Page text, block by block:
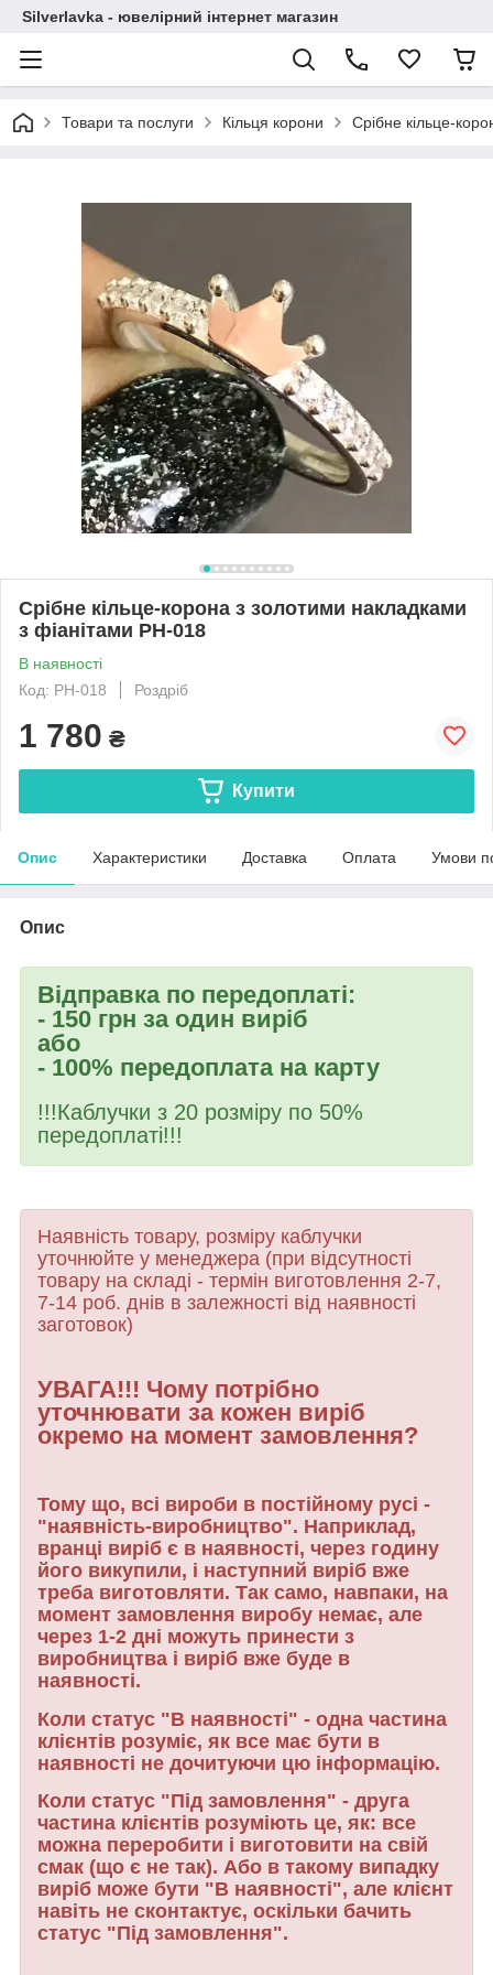
Silverlavka - ювелірний інтернет магазин
Товари та послуги Кільця корони Срібне кільце-
Срібне кільце-корона з золотими накладками
з фіанітами РН-018
В наявності
Код: РН-018
Роздріб
1 780 ₴
Купити
Опис Характеристики Доставка Оплата Умови
Опис
Відправка по передоплаті:
- 150 грн за один виріб
або
- 100% передоплата на карту
!!!Каблучки з 20 розміру по 50%
передоплаті!!!
Наявність товару, розміру каблучки
уточнюйте у менеджера (при відсутності
товару на складі - термін виготовлення 2-7,
7-14 роб. днів в залежності від наявності
заготовок)
УВАГА!!! Чому потрібно
уточнювати за кожен виріб
окремо на момент замовлення?
Тому що, всі вироби в постійному русі -
"наявність-виробництво". Наприклад,
вранці виріб є в наявності, через годину
його викупили, і наступний виріб вже
треба виготовляти. Так само, навпаки, на
момент замовлення виробу немає, але
через 1-2 дні можуть принести з
виробництва і виріб вже буде в
наявності.
Коли статус "В наявності" - одна частина
клієнтів розуміє, як все має бути в
наявності не дочитуючи цю інформацію.
Коли статус "Під замовлення" - друга
частина клієнтів розуміють це, як: все
можна переробити і виготовити на свій
смак (що є не так). Або в такому випадку
виріб може бути "В наявності", але клієнт
навіть не сконтактує, оскільки бачить
статус "Під замовлення".